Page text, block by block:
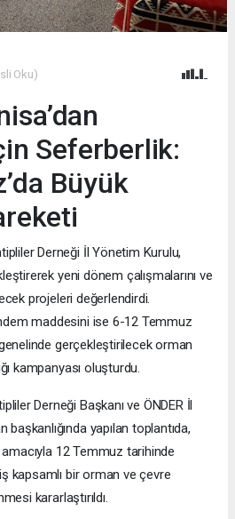
Oku)
Seferberlik:
Büyük
Derneği İl Yönetim Kurulu,
yeni dönem çalışmalarını ve
projeleri değerlendirdi.
maddesini ise 6-12 Temmuz
gerçekleştirilecek orman
kampanyası oluşturdu.
Derneği Başkanı ve ÖNDER İl
yapılan toplantıda,
amacıyla 12 Temmuz tarihinde
kapsamlı bir orman ve çevre
kararlaştırıldı.